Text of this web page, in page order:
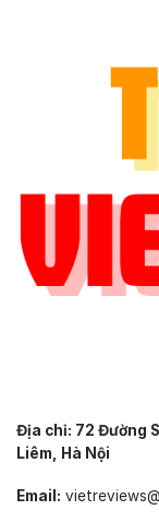
Địa chỉ: 72 Đường
Liêm, Hà Nội
Email: